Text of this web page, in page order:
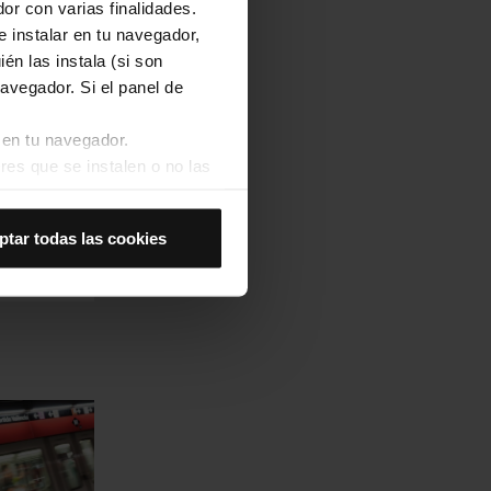
con varias finalidades.
instalar en tu navegador,
las instala (si son
Si el panel de
tu navegador.
que se instalen o no las
cookies de
tu experiencia de
seleccionando la opción
todas las cookies
del